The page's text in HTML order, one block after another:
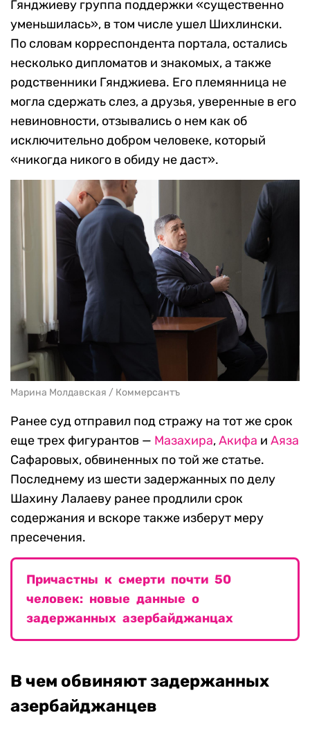
Гянджиеву группа поддержки «существенно
уменьшилась», в том числе ушел Шихлински.
По словам корреспондента портала, остались
несколько дипломатов и знакомых, а также
родственники Гянджиева. Его племянница не
могла сдержать слез, а друзья, уверенные в его
невиновности, отзывались о нем как об
исключительно добром человеке, который
«никогда никого в обиду не даст».
Марина Молдавская / Коммерсантъ
Ранее суд отправил под стражу на тот же срок
еще трех фигурантов — Мазахира,Акифа и Аяза
Сафаровых, обвиненных по той же статье.
Последнему из шести задержанных по делу
Шахину Лалаеву ранее продлили срок
содержания и вскоре также изберут меру
пресечения.
Причастны к смерти почти 50
человек: новые данные о
задержанных азербайджанцах
В чем обвиняют задержанных
азербайджанцев